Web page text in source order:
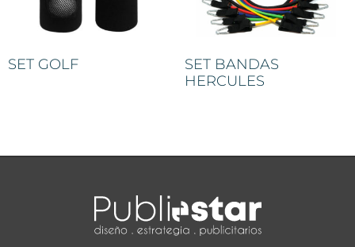
SET GOLF
SET BANDAS
HERCULES